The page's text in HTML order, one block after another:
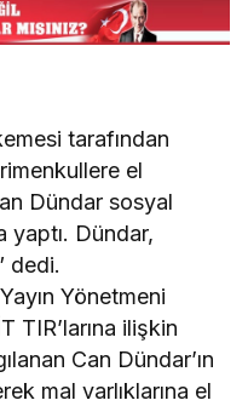
tarafından
el
Dündar sosyal
yaptı. Dündar,
dedi.
Yönetmeni
TIR’larına ilişkin
Can Dündar’ın
mal varlıklarına el